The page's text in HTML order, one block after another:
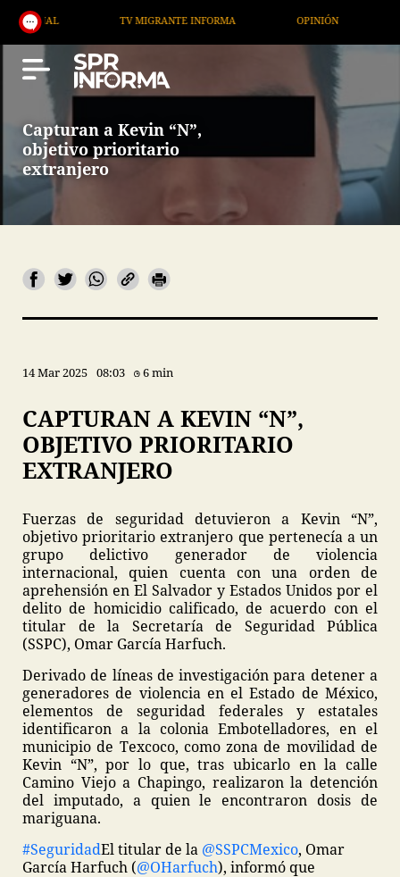
TV MIGRANTE INFORMA
Capturan a Kevin “N”,
objetivo prioritario
extranjero
14 Mar 2025 08:03 6 min
CAPTURAN A KEVIN “N”,
OBJETIVO PRIORITARIO
EXTRANJERO
Fuerzas de seguridad detuvieron a Kevin “N”,
objetivo prioritario extranjero que pertenecía a un
grupo delictivo generador de violencia
internacional, quien cuenta con una orden de
aprehensión en El Salvador y Estados Unidos por el
delito de homicidio calificado, de acuerdo con el
titular de la Secretaría de Seguridad Pública
(SSPC), Omar García Harfuch.
Derivado de líneas de investigación para detener a
generadores de violencia en el Estado de México,
elementos de seguridad federales y estatales
identificaron a la colonia Embotelladores, en el
municipio de Texcoco, como zona de movilidad de
Kevin “N”, por lo que, tras ubicarlo en la calle
Camino Viejo a Chapingo, realizaron la detención
del imputado, a quien le encontraron dosis de
mariguana.
#SeguridadEl titular de la @SSPCMexico, Omar
García Harfuch (@OHarfuch), informó que